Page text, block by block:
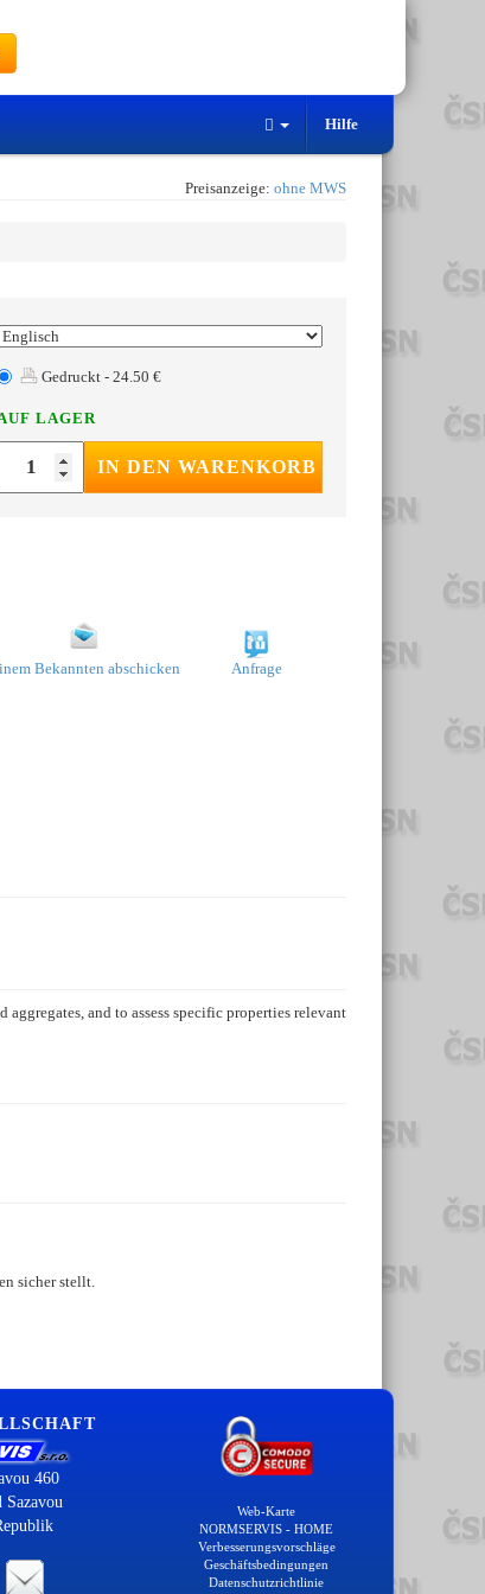
Hilfe
Preisanzeige: ohne MWS
Gedruckt - 24.50 €
LAGER
IN DEN WARENKORB
Bekannten abschicken Anfrage
and to assess specific properties relevant
sicher stellt.
460
Sazavou
Web-Karte
NORMSERVIS - HOME
Verbesserungsvorschläge
Geschäftsbedingungen
Datenschutzrichtlinie